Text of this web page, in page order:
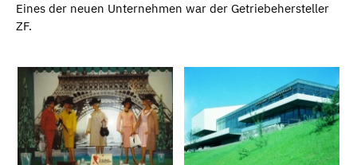
Eines der neuen Unternehmen war der Getriebehersteller
ZF.